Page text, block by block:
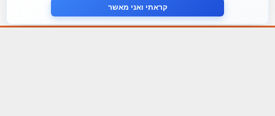
צור קשר
קראתי ואני מאשר